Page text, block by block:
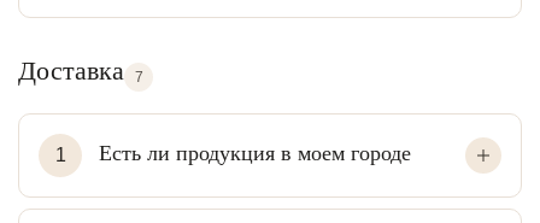
Доставка 7
1 Есть ли продукция в моем городе